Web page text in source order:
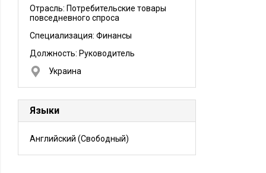
Отрасль: Потребительские товары
повседневного спроса
Специализация: Финансы
Должность: Руководитель
Украина
Языки
Английский (Свободный)